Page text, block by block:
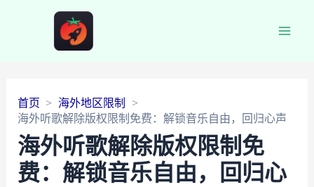
首页
海外地区限制
海外听歌解除版权限制免费：解锁音乐自由，回归心声
海外听歌解除版权限制免
费：解锁音乐自由，回归心